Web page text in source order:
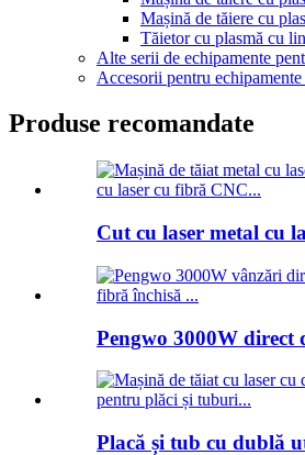
Mașină de tăiere cu
Tăietor cu plasmă cu
Alte serii de echipamente
Accesorii pentru
Produse recomandate
Cut cu laser metal cu
Pengwo 3000W direct
Placă și tub cu dublă